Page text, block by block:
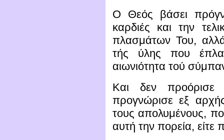
Ο Θεός βάσει
καρδιές και την
πλασμάτων Του,
τής ύλης που
αιωνιότητα τού
Και δεν προόρισε
προγνώρισε εξ
τους απολυμένους,
αυτή την πορεία, είτε